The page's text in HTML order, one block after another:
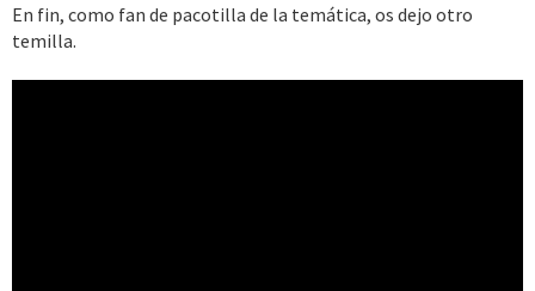
En fin, como fan de pacotilla de la temática, os dejo otro
temilla.